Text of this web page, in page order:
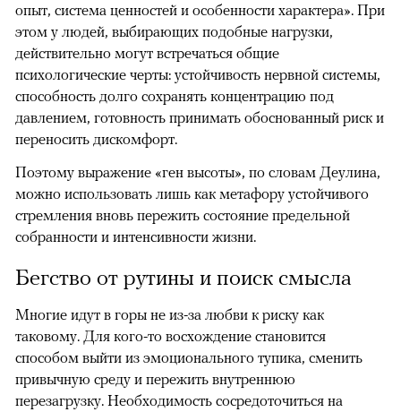
опыт, система ценностей и особенности характера». При
этом у людей, выбирающих подобные нагрузки,
действительно могут встречаться общие
психологические черты: устойчивость нервной системы,
способность долго сохранять концентрацию под
давлением, готовность принимать обоснованный риск и
переносить дискомфорт.
Поэтому выражение «ген высоты», по словам Деулина,
можно использовать лишь как метафору устойчивого
стремления вновь пережить состояние предельной
собранности и интенсивности жизни.
Бегство от рутины и поиск смысла
Многие идут в горы не из-за любви к риску как
таковому. Для кого-то восхождение становится
способом выйти из эмоционального тупика, сменить
привычную среду и пережить внутреннюю
перезагрузку. Необходимость сосредоточиться на